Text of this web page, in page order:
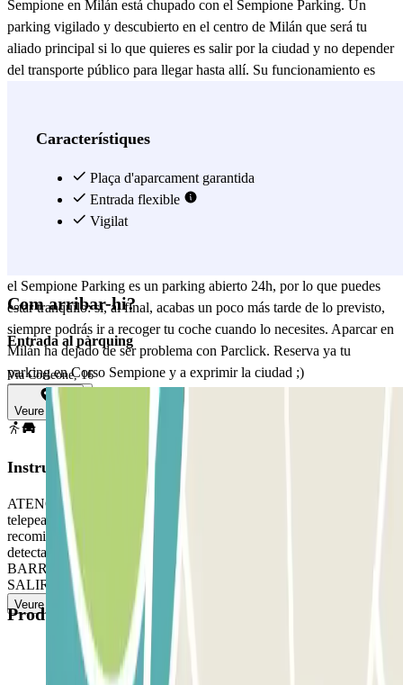
Sempione en Milán está chupado con el Sempione Parking. Un
parking vigilado y descubierto en el centro de Milán que será tu
aliado principal si lo que quieres es salir por la ciudad y no depender
del transporte público para llegar hasta allí. Su funcionamiento es
todo estará a punto para recorrerte todos los sitios que tienes para
toda la avenida tienes bares y restaurantes para aburrir, pero nuestra
recomendación es que vayas a Il Gattopardo (a 10 min desde el
parking), donde podrás disfrutar de un buen aperitivo con música en
el Sempione Parking es un parking abierto 24h, por lo que puedes
estar tranquilo: si, al final, acabas un poco más tarde de lo previsto,
siempre podrás ir a recoger tu coche cuando lo necesites. Aparcar en
Milán ha dejado de ser problema con Parclick. Reserva ya tu
parking en Corso Sempione y a exprimir la ciudad ;)
Veure més
Característiques
Plaça d'aparcament garantida
Entrada flexible
Vigilat
Com arribar-hi?
Entrada al pàrquing
Via Corleone, 16
Veure mapa
Instruccions
ATENCIÓN: Este aparcamiento está equipado con detectores de
telepeaje (Telepass, MooneyGo). Para evitar cargos indebidos, se
recomienda ocultar o desactivar su dispositivo para que no sea
detectado en la entrada del aparcamiento. PARA ABRIR LA
BARRERA: coge el ticket. Aparca en cualquier plaza libre. PARA
SALIR: llama al teléfono indicado en tu reserva.
Veure més
Productes disponibles